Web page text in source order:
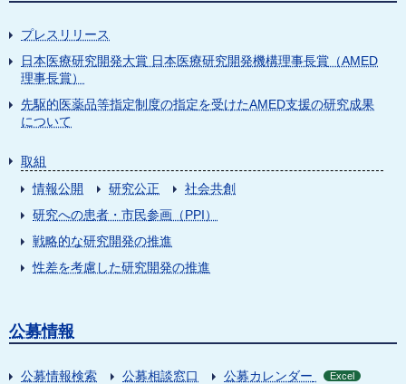
プレスリリース
日本医療研究開発大賞 日本医療研究開発機構理事長賞（AMED
理事長賞）
先駆的医薬品等指定制度の指定を受けたAMED支援の研究成果
について
取組
情報公開
研究公正
社会共創
研究への患者・市民参画（PPI）
戦略的な研究開発の推進
性差を考慮した研究開発の推進
公募情報
公募情報検索 公募相談窓口 公募カレンダー Excel